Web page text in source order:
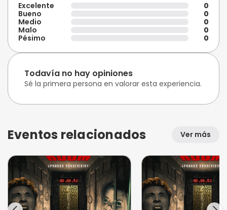
Excelente
0
Bueno
0
Medio
0
Malo
0
Pésimo
0
Todavía no hay opiniones
Sé la primera persona en valorar esta experiencia.
Eventos relacionados Ver más